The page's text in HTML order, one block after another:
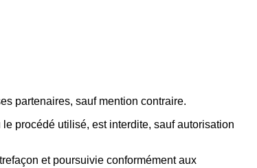
partenaires, sauf mention contraire.
procédé utilisé, est interdite, sauf autorisation
et poursuivie conformément aux